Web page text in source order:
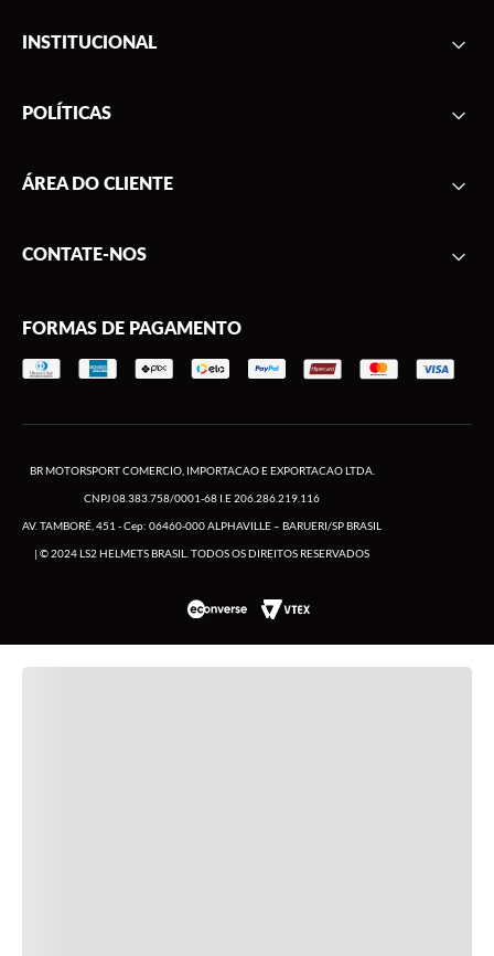
INSTITUCIONAL
Sobre nós
Onde encontrar
POLÍTICAS
Garantia
Privacidade
Trocas e Devoluções
ÁREA DO CLIENTE
Meus pedidos
CONTATE-NOS
(11) 2666-2999
(11) 2666-2974
FORMAS DE PAGAMENTO
BR MOTORSPORT COMERCIO, IMPORTACAO E EXPORTACAO LTDA.
CNPJ 08.383.758/0001-68 I.E 206.286.219.116
AV. TAMBORÉ, 451 - Cep: 06460-000 ALPHAVILLE – BARUERI/SP BRASIL
| © 2024 LS2 HELMETS BRASIL. TODOS OS DIREITOS RESERVADOS